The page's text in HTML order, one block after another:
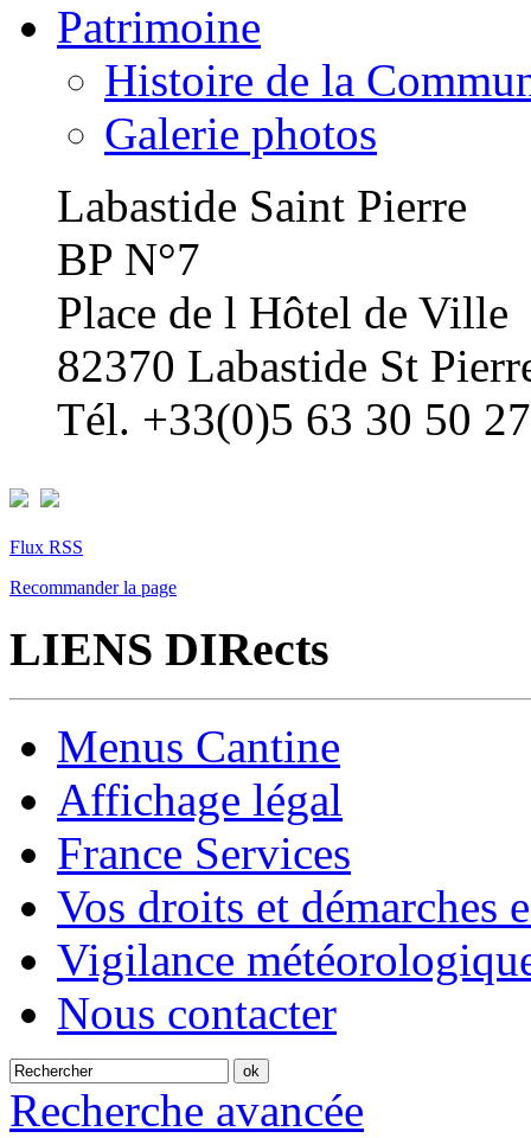
Patrimoine
Histoire de la
Galerie photos
Labastide Saint Pierre
BP N°7
Place de l Hôtel de Ville
82370 Labastide St
Tél. +33(0)5 63 30 50 27
Flux RSS
Recommander la page
LIENS DIRects
Menus Cantine
Affichage légal
France Services
Vos droits et démarches
Vigilance
Nous contacter
Recherche avancée